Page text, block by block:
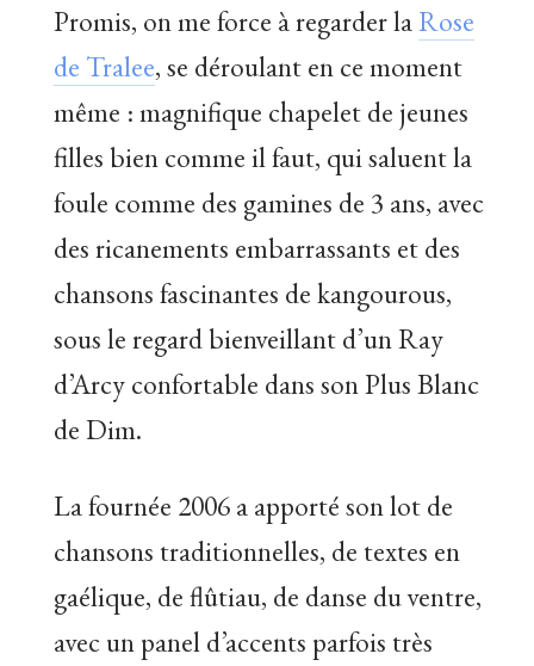
Promis, on me force à regarder laRose
de Tralee, se déroulant en ce moment
même : magnifique chapelet de jeunes
filles bien comme il faut, qui saluent la
foule comme des gamines de 3 ans, avec
des ricanements embarrassants et des
chansons fascinantes de kangourous,
sous le regard bienveillant d’un Ray
d’Arcy confortable dans son Plus Blanc
de Dim.
La fournée 2006 a apporté son lot de
chansons traditionnelles, de textes en
gaélique, de flûtiau, de danse du ventre,
avec un panel d’accents parfois très